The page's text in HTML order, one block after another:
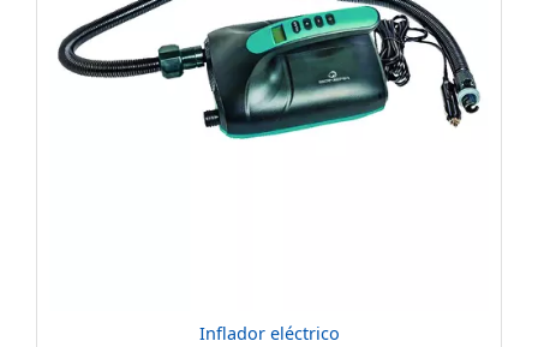
Inflador eléctrico